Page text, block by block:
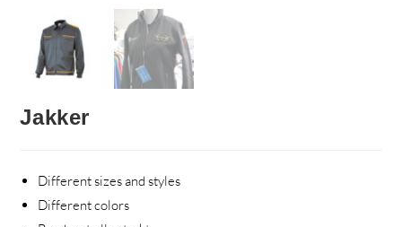
Jakker
Different sizes and styles
Different colors